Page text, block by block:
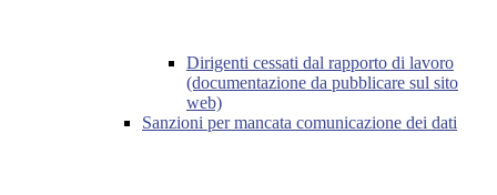
Dirigenti cessati dal rapporto di lavoro
(documentazione da pubblicare sul sito
web)
Sanzioni per mancata comunicazione dei dati